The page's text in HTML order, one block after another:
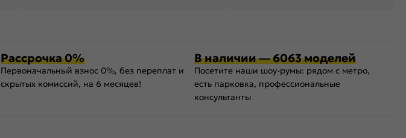
Рассрочка 0%
Первоначальный взнос 0%, без переплат и
скрытых комиссий, на 6 месяцев!
В наличии — 6063 моделей
Посетите наши шоу-румы: рядом с метро,
есть парковка, профессиональные
консультанты